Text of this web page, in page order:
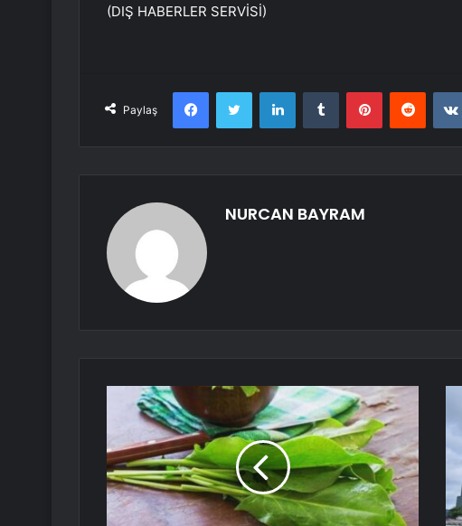
(DIŞ HABERLER SERVİSİ)
Paylaş
FacebookTwitter LinkedInTumblr PinterestReddit
NURCAN BAYRAM